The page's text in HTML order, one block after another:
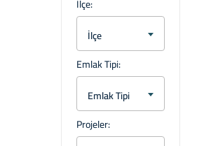
İlçe:
İlçe
Emlak Tipi:
Emlak Tipi
Projeler: